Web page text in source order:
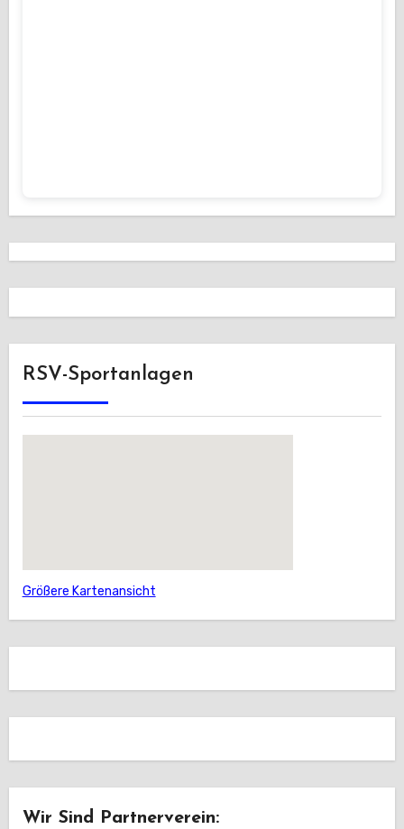
RSV-Sportanlagen
Größere Kartenansicht
Wir Sind Partnerverein: